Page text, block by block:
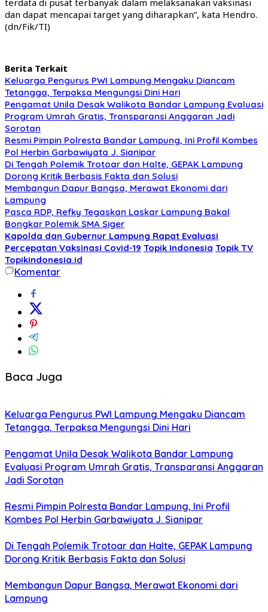
dan dapat mencapai target yang diharapkan”, kata Hendro.
(dn/Fik/TI)
Berita Terkait
Keluarga Pengurus PWI Lampung Mengaku Diancam
Tetangga, Terpaksa Mengungsi Dini Hari
Pengamat Unila Desak Walikota Bandar Lampung Evaluasi
Program Umrah Gratis, Transparansi Anggaran Jadi
Sorotan
Resmi Pimpin Polresta Bandar Lampung, Ini Profil Kombes
Pol Herbin Garbawiyata J. Sianipar
Di Tengah Polemik Trotoar dan Halte, GEPAK Lampung
Dorong Kritik Berbasis Fakta dan Solusi
Membangun Dapur Bangsa, Merawat Ekonomi dari
Lampung
Pasca RDP, Refky Tegaskan Laskar Lampung Bakal
Bongkar Polemik SMA Siger
Kapolda dan Gubernur Lampung Rapat Evaluasi
Percepatan Vaksinasi Covid-19 Topik Indonesia Topik TV
Topikindonesia.id
Komentar
Baca Juga
Keluarga Pengurus PWI Lampung Mengaku Diancam
Tetangga, Terpaksa Mengungsi Dini Hari
Pengamat Unila Desak Walikota Bandar Lampung
Evaluasi Program Umrah Gratis, Transparansi Anggaran
Jadi Sorotan
Resmi Pimpin Polresta Bandar Lampung, Ini Profil
Kombes Pol Herbin Garbawiyata J. Sianipar
Di Tengah Polemik Trotoar dan Halte, GEPAK Lampung
Dorong Kritik Berbasis Fakta dan Solusi
Membangun Dapur Bangsa, Merawat Ekonomi dari
Lampung